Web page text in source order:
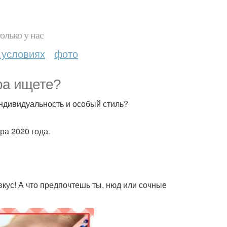
у нас
фото
ищете?
и особый стиль?
2020 года.
А что предпочтешь ты, нюд или сочные